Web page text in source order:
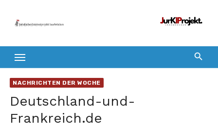
Inhalt
NACHRICHTEN DER WOCHE
Deutschland-und-
Frankreich.de